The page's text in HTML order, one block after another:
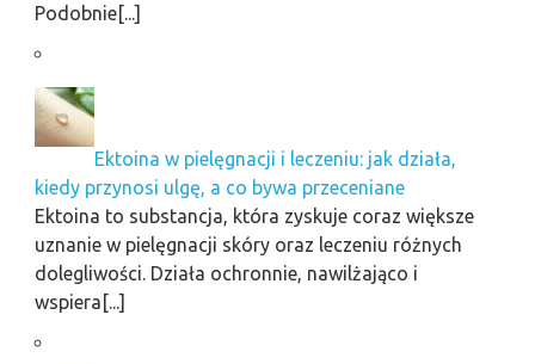
Podobnie[...]
Ektoina w pielęgnacji i leczeniu: jak działa,
kiedy przynosi ulgę, a co bywa przeceniane
Ektoina to substancja, która zyskuje coraz większe
uznanie w pielęgnacji skóry oraz leczeniu różnych
dolegliwości. Działa ochronnie, nawilżająco i
wspiera[...]